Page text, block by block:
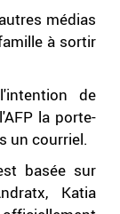
médias
à sortir
de
la porte-
un courriel.
basée sur
Katia